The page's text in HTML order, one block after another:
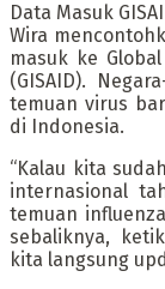
Data Masuk
Wira
masuk ke
(GISAID).
temuan virus
di Indonesia.
“Kalau kita
internasional
temuan
sebaliknya,
kita langsung